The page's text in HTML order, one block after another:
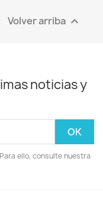
Volver arriba 
noticias y
ello, consulte nuestra